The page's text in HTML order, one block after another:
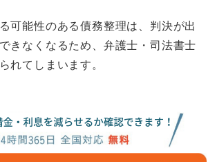
可能性のある債務整理は、判決が出
きなくなるため、弁護士・司法書士
れてしまいます。